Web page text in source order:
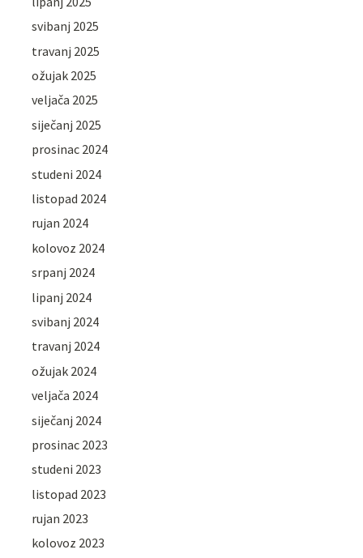
svibanj 2025
travanj 2025
ožujak 2025
veljača 2025
siječanj 2025
prosinac 2024
studeni 2024
listopad 2024
rujan 2024
kolovoz 2024
srpanj 2024
lipanj 2024
svibanj 2024
travanj 2024
ožujak 2024
veljača 2024
siječanj 2024
prosinac 2023
studeni 2023
listopad 2023
rujan 2023
kolovoz 2023